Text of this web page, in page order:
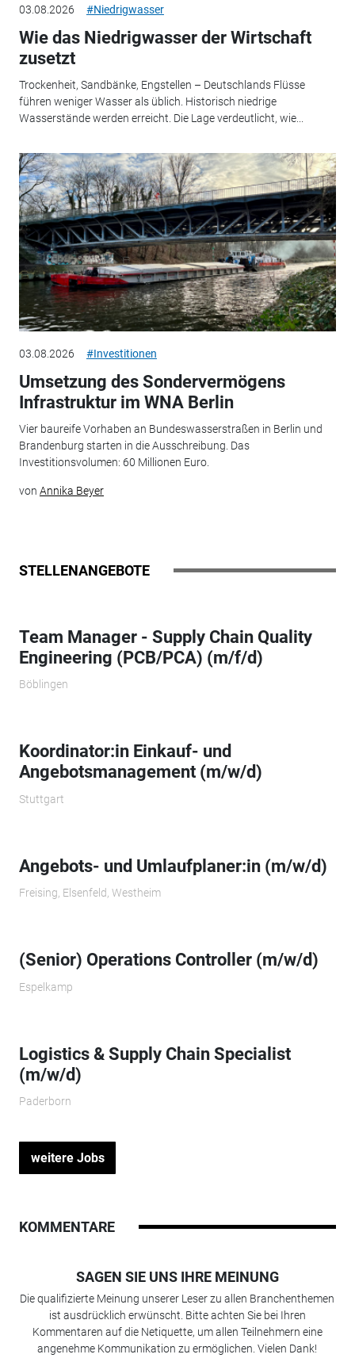
03.08.2026 #Niedrigwasser
Wie das Niedrigwasser der Wirtschaft
zusetzt
Trockenheit, Sandbänke, Engstellen – Deutschlands Flüsse
führen weniger Wasser als üblich. Historisch niedrige
Wasserstände werden erreicht. Die Lage verdeutlicht, wie...
03.08.2026 #Investitionen
Umsetzung des Sondervermögens
Infrastruktur im WNA Berlin
Vier baureife Vorhaben an Bundeswasserstraßen in Berlin und
Brandenburg starten in die Ausschreibung. Das
Investitionsvolumen: 60 Millionen Euro.
von Annika Beyer
STELLENANGEBOTE
Team Manager - Supply Chain Quality
Engineering (PCB/PCA) (m/f/d)
Böblingen
Koordinator:in Einkauf- und
Angebotsmanagement (m/w/d)
Stuttgart
Angebots- und Umlaufplaner:in (m/w/d)
Freising, Elsenfeld, Westheim
(Senior) Operations Controller (m/w/d)
Espelkamp
Logistics & Supply Chain Specialist
(m/w/d)
Paderborn
weitere Jobs
KOMMENTARE
SAGEN SIE UNS IHRE MEINUNG
Die qualifizierte Meinung unserer Leser zu allen Branchenthemen
ist ausdrücklich erwünscht. Bitte achten Sie bei Ihren
Kommentaren auf die Netiquette, um allen Teilnehmern eine
angenehme Kommunikation zu ermöglichen. Vielen Dank!